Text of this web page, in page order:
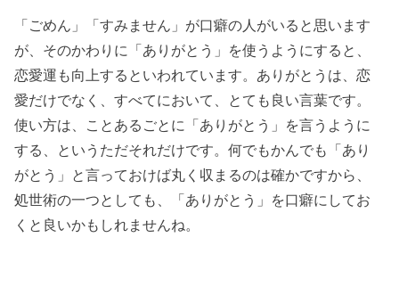
「ごめん」「すみません」が口癖の人がいると思います
が、そのかわりに「ありがとう」を使うようにすると、
恋愛運も向上するといわれています。ありがとうは、恋
愛だけでなく、すべてにおいて、とても良い言葉です。
使い方は、ことあるごとに「ありがとう」を言うように
する、というただそれだけです。何でもかんでも「あり
がとう」と言っておけば丸く収まるのは確かですから、
処世術の一つとしても、「ありがとう」を口癖にしてお
くと良いかもしれませんね。